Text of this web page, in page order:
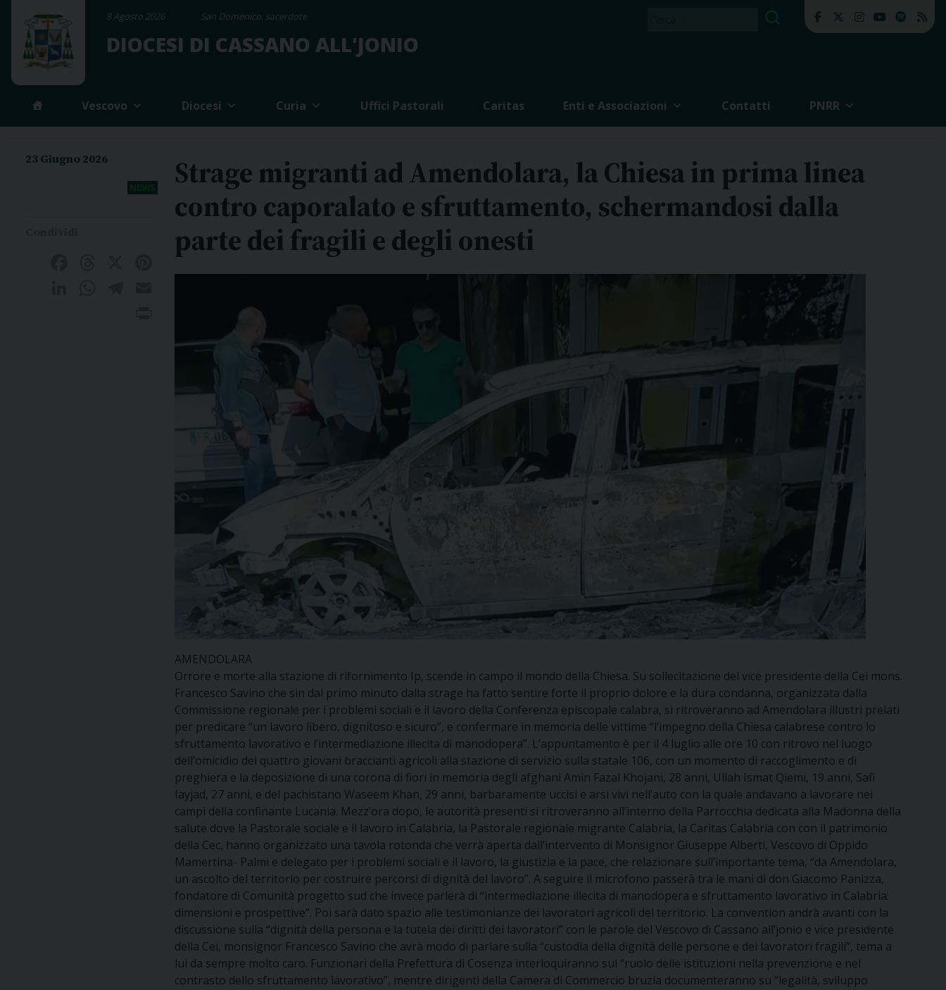
content
8 Agosto 2026 San Domenico, sacerdote
DIOCESI DI CASSANO ALL'JONIO
Vescovo Diocesi Curia Uffici Pastorali Caritas Enti e Associazioni Contatti PNRR
23 Giugno 2026
ThreadsPinterest
Strage migranti ad Amendolara, la Chiesa in prima linea
contro caporalato e sfruttamento, schermandosi dalla
parte dei fragili e degli onesti
AMENDOLARA
Orrore e morte alla stazione di rifornimento Ip, scende in campo il mondo della Chiesa. Su sollecitazione del vice presidente della Cei mons.
Francesco Savino che sin dal primo minuto dalla strage ha fatto sentire forte il proprio dolore e la dura condanna, organizzata dalla
Commissione regionale per i problemi sociali e il lavoro della Conferenza episcopale calabra, si ritroveranno ad Amendolara illustri prelati
per predicare “un lavoro libero, dignitoso e sicuro”, e confermare in memoria delle vittime “l’impegno della Chiesa calabrese contro lo
sfruttamento lavorativo e l’intermediazione illecita di manodopera”. L’appuntamento è per il 4 luglio alle ore 10 con ritrovo nel luogo
dell’omicidio dei quattro giovani braccianti agricoli alla stazione di servizio sulla statale 106, con un momento di raccoglimento e di
preghiera e la deposizione di una corona di fiori in memoria degli afghani Amin Fazal Khojani, 28 anni, Ullah Ismat Qiemi, 19 anni, Safi
Iayjad, 27 anni, e del pachistano Waseem Khan, 29 anni, barbaramente uccisi e arsi vivi nell’auto con la quale andavano a lavorare nei
campi della confinante Lucania. Mezz’ora dopo, le autorità presenti si ritroveranno all’interno della Parrocchia dedicata alla Madonna della
salute dove la Pastorale sociale e il lavoro in Calabria, la Pastorale regionale migrante Calabria, la Caritas Calabria con con il patrimonio
della Cec, hanno organizzato una tavola rotonda che verrà aperta dall’intervento di Monsignor Giuseppe Alberti, Vescovo di Oppido
Mamertina- Palmi e delegato per i problemi sociali e il lavoro, la giustizia e la pace, che relazionare sull’importante tema, “da Amendolara,
un ascolto del territorio per costruire percorsi di dignità del lavoro”. A seguire il microfono passerà tra le mani di don Giacomo Panizza,
fondatore di Comunità progetto sud che invece parlerà di “intermediazione illecita di manodopera e sfruttamento lavorativo in Calabria:
dimensioni e prospettive”. Poi sarà dato spazio alle testimonianze dei lavoratori agricoli del territorio. La convention andrà avanti con la
discussione sulla “dignità della persona e la tutela dei diritti dei lavoratori” con le parole del Vescovo di Cassano all’jonio e vice presidente
della Cei, monsignor Francesco Savino che avrà modo di parlare sulla “custodia della dignità delle persone e dei lavoratori fragili”, tema a
lui da sempre molto caro. Funzionari della Prefettura di Cosenza interloquiranno sul “ruolo delle istituzioni nella prevenzione e nel
contrasto dello sfruttamento lavorativo”, mentre dirigenti della Camera di Commercio bruzia documenteranno su “legalità, sviluppo